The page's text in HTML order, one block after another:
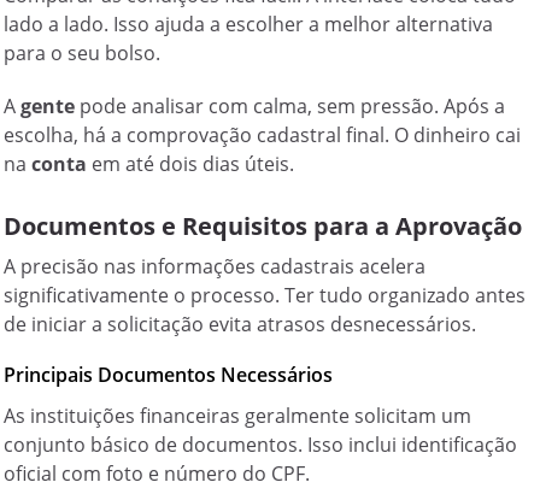
lado a lado. Isso ajuda a escolher a melhor alternativa
para o seu bolso.
Agente pode analisar com calma, sem pressão. Após a
escolha, há a comprovação cadastral final. O dinheiro cai
naconta em até dois dias úteis.
Documentos e Requisitos para a Aprovação
A precisão nas informações cadastrais acelera
significativamente o processo. Ter tudo organizado antes
de iniciar a solicitação evita atrasos desnecessários.
Principais Documentos Necessários
As instituições financeiras geralmente solicitam um
conjunto básico de documentos. Isso inclui identificação
oficial com foto e número do CPF.